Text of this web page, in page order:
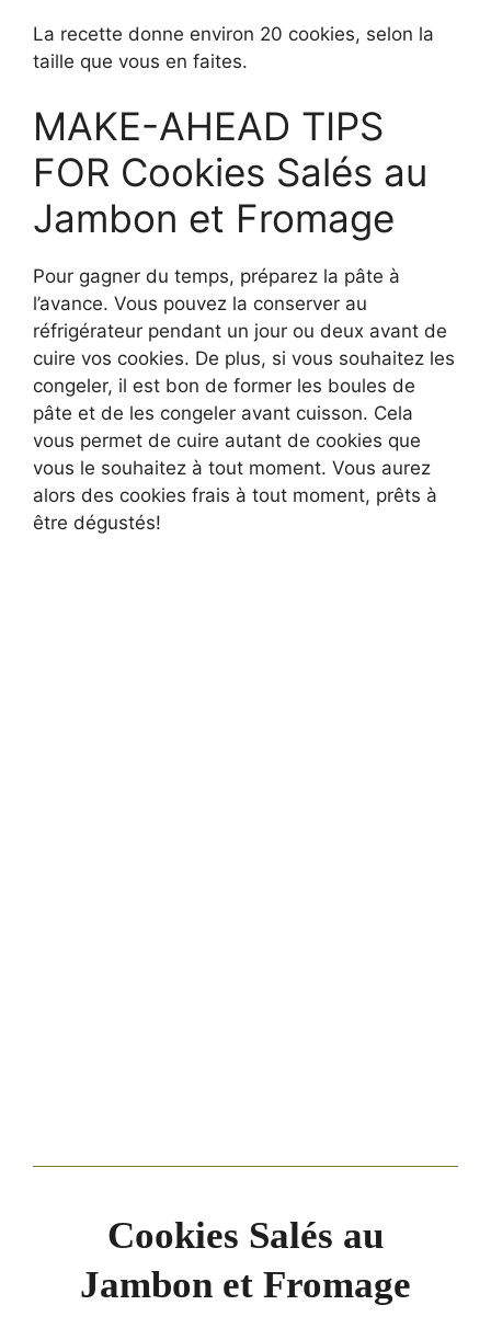
La recette donne environ 20 cookies, selon la
taille que vous en faites.
MAKE-AHEAD TIPS
FOR Cookies Salés au
Jambon et Fromage
Pour gagner du temps, préparez la pâte à
l’avance. Vous pouvez la conserver au
réfrigérateur pendant un jour ou deux avant de
cuire vos cookies. De plus, si vous souhaitez les
congeler, il est bon de former les boules de
pâte et de les congeler avant cuisson. Cela
vous permet de cuire autant de cookies que
vous le souhaitez à tout moment. Vous aurez
alors des cookies frais à tout moment, prêts à
être dégustés!
Cookies Salés au
Jambon et Fromage